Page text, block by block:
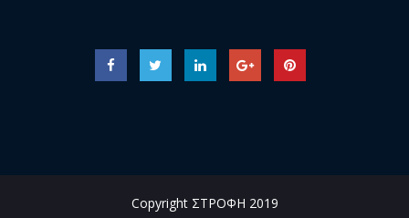
Copyright ΣΤΡΟΦΗ 2019